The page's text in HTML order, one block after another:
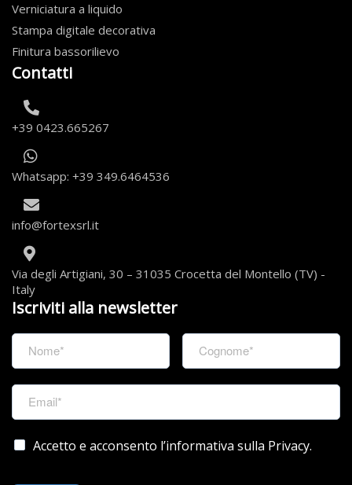
Verniciatura a liquido
Stampa digitale decorativa
Finitura bassorilievo
Contatti
+39 0423.665267
Whatsapp: +39 349.6464536
info@fortexsrl.it
Via degli Artigiani, 30 – 31035 Crocetta del Montello (TV) -
Italy
Iscriviti alla newsletter
Accetto e acconsento l’informativa sulla Privacy.